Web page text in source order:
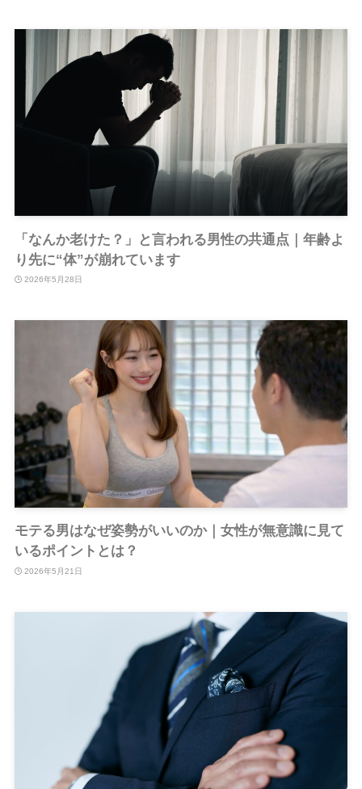
「なんか老けた？」と言われる男性の共通点｜年齢よ
り先に“体”が崩れています
2026年5月28日
モテる男はなぜ姿勢がいいのか｜女性が無意識に見て
いるポイントとは？
2026年5月21日